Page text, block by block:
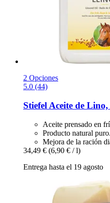
2 Opciones
5.0 (44)
Stiefel Aceite de Lino,
Aceite prensado en
Producto natural puro.
Mejora de la ración
34,49 € (6,90 € / l)
Entrega hasta el 19 agosto